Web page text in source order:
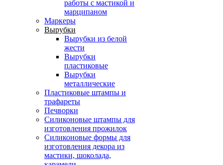
работы с мастикой и
марципаном
Маркеры
Вырубки
Вырубки из белой
жести
Вырубки
пластиковые
Вырубки
металлические
Пластиковые штампы и
трафареты
Печворки
Силиконовые штампы для
изготовления прожилок
Силиконовые формы для
изготовления декора из
мастики, шоколада,